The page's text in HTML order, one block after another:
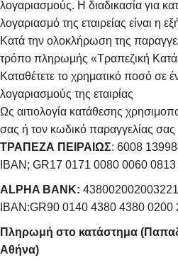
λογαριασμούς. Η διαδικασία για
λογαριασμό της εταιρείας είναι η
Κατά την ολοκλήρωση της
τρόπο πληρωμής «Τραπεζική
Καταθέτετε το χρηματικό ποσό σε
λογαριασμούς της εταιρίας
Ως αιτιολογία κατάθεσης
σας ή τον κωδικό παραγγελίας σας
ΤΡΑΠΕΖΑ ΠΕΙΡΑΙΩΣ: 6008
IBAN; GR17 0171 0080 0060
ALPHA BANK:
IBAN:GR90 0140 4380 4380 0200
Πληρωμή στο κατάστημα
Αθήνα)